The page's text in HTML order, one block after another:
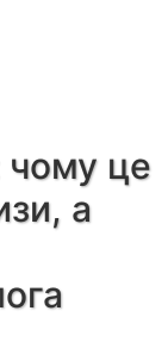
чому це
а